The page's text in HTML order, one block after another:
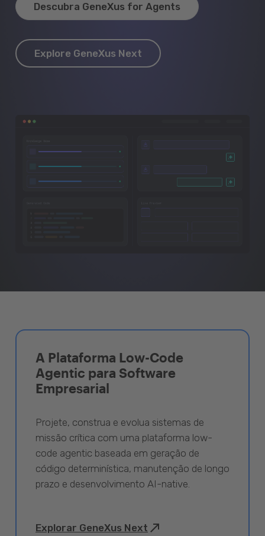
Descubra GeneXus for Agents
Explore GeneXus Next
A Plataforma Low-Code
Agentic para Software
Empresarial
Projete, construa e evolua sistemas de
missão crítica com uma plataforma low-
code agentic baseada em geração de
código determinística, manutenção de longo
prazo e desenvolvimento AI-native.
Explorar GeneXus Next